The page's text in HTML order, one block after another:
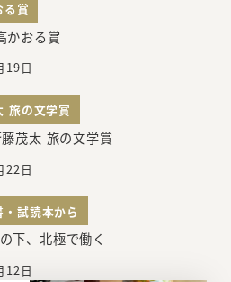
る賞
かおる賞
19日
旅の文学賞
茂太 旅の文学賞
22日
試読本から
下、北極で働く
12日